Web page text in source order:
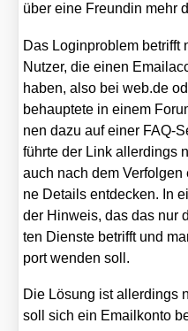
über eine Freun­din mehr
Das Log­in­pro­blem betrifft
Nut­zer, die einen
haben, also bei web​.de
behaup­te­te in einem
nen dazu auf einer FAQ-
führ­te der Link aller­dings
auch nach dem
ne Details ent­de­cken. In
der Hin­weis, das das nur
ten Diens­te betrifft und
port wen­den soll.
Die Lösung ist aller­dings
soll sich ein Email­kon­to